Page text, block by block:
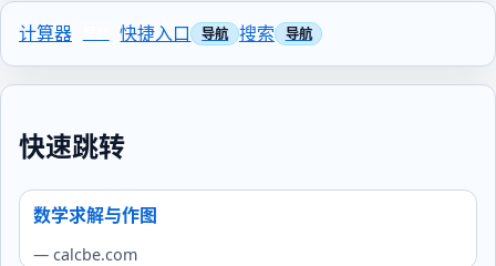
计算器 快捷入口 搜索
快速跳转
数学求解与作图
— calcbe.com